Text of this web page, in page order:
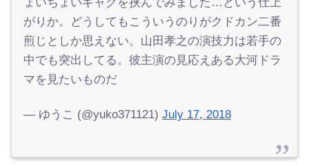
ょいちょいギャグを挟んでみました…という仕上
がりか。どうしてもこういうのりがクドカン二番
煎じとしか思えない。山田孝之の演技力は若手の
中でも突出してる。彼主演の見応えある大河ドラ
マを見たいものだ
— ゆうこ (@yuko371121) July 17, 2018